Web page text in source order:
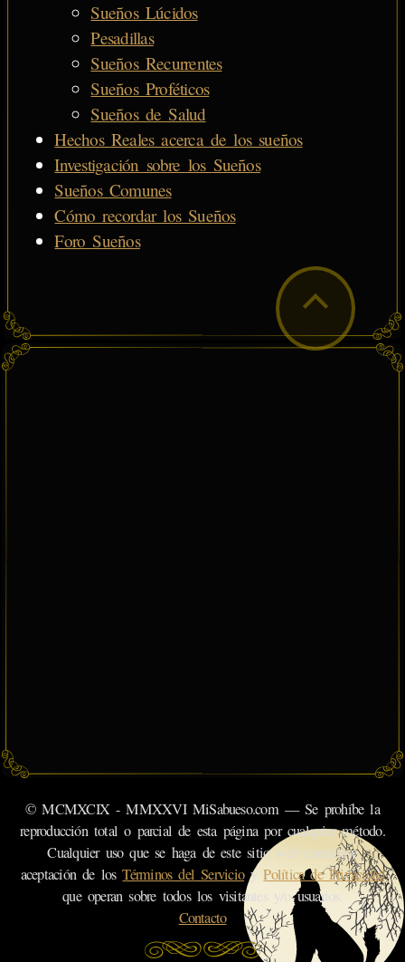
Sueños Lúcidos
Pesadillas
Sueños Recurrentes
Sueños Proféticos
Sueños de Salud
Hechos Reales acerca de los sueños
Investigación sobre los Sueños
Sueños Comunes
Cómo recordar los Sueños
Foro Sueños
© MCMXCIX - MMXXVI MiSabueso.com — Se prohíbe la
reproducción total o parcial de esta página por cualquier método.
Cualquier uso que se haga de este sitio web constituye
aceptación de losTérminos del ServicioyPolítica de Privacidad
que operan sobre todos los visitantes y/o usuarios.
Contacto